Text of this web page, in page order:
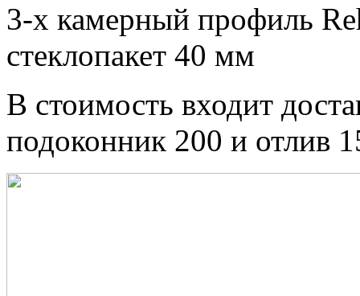
3-х камерный профиль
стеклопакет 40 мм
В стоимость входит
подоконник 200 и отлив